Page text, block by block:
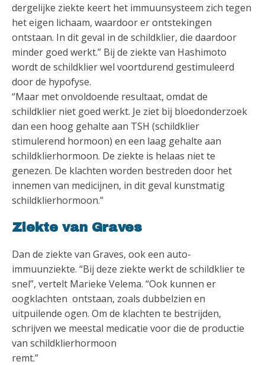
dergelijke ziekte keert het immuunsysteem zich tegen
het eigen lichaam, waardoor er ontstekingen
ontstaan. In dit geval in de schildklier, die daardoor
minder goed werkt.” Bij de ziekte van Hashimoto
wordt de schildklier wel voortdurend gestimuleerd
door de hypofyse.
“Maar met onvoldoende resultaat, omdat de
schildklier niet goed werkt. Je ziet bij bloedonderzoek
dan een hoog gehalte aan TSH (schildklier
stimulerend hormoon) en een laag gehalte aan
schildklierhormoon. De ziekte is helaas niet te
genezen. De klachten worden bestreden door het
innemen van medicijnen, in dit geval kunstmatig
schildklierhormoon.”
Ziekte van Graves
Dan de ziekte van Graves, ook een auto-
immuunziekte. “Bij deze ziekte werkt de schildklier te
snel”, vertelt Marieke Velema. “Ook kunnen er
oogklachten ontstaan, zoals dubbelzien en
uitpuilende ogen. Om de klachten te bestrijden,
schrijven we meestal medicatie voor die de productie
van schildklierhormoon
remt.”